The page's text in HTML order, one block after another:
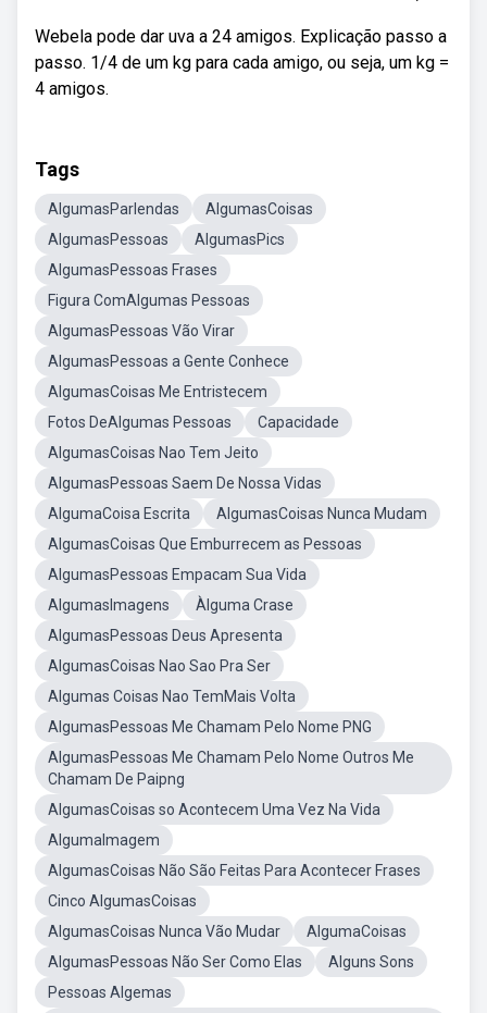
Webela pode dar uva a 24 amigos. Explicação passo a
passo. 1/4 de um kg para cada amigo, ou seja, um kg =
4 amigos.
Tags
AlgumasParlendas
AlgumasCoisas
AlgumasPessoas
AlgumasPics
AlgumasPessoas Frases
Figura ComAlgumas Pessoas
AlgumasPessoas Vão Virar
AlgumasPessoas a Gente Conhece
AlgumasCoisas Me Entristecem
Fotos DeAlgumas Pessoas
Capacidade
AlgumasCoisas Nao Tem Jeito
AlgumasPessoas Saem De Nossa Vidas
AlgumaCoisa Escrita
AlgumasCoisas Nunca Mudam
AlgumasCoisas Que Emburrecem as Pessoas
AlgumasPessoas Empacam Sua Vida
AlgumasImagens
Àlguma Crase
AlgumasPessoas Deus Apresenta
AlgumasCoisas Nao Sao Pra Ser
Algumas Coisas Nao TemMais Volta
AlgumasPessoas Me Chamam Pelo Nome PNG
AlgumasPessoas Me Chamam Pelo Nome Outros Me
Chamam De Paipng
AlgumasCoisas so Acontecem Uma Vez Na Vida
AlgumaImagem
AlgumasCoisas Não São Feitas Para Acontecer Frases
Cinco AlgumasCoisas
AlgumasCoisas Nunca Vão Mudar
AlgumaCoisas
AlgumasPessoas Não Ser Como Elas
Alguns Sons
Pessoas Algemas